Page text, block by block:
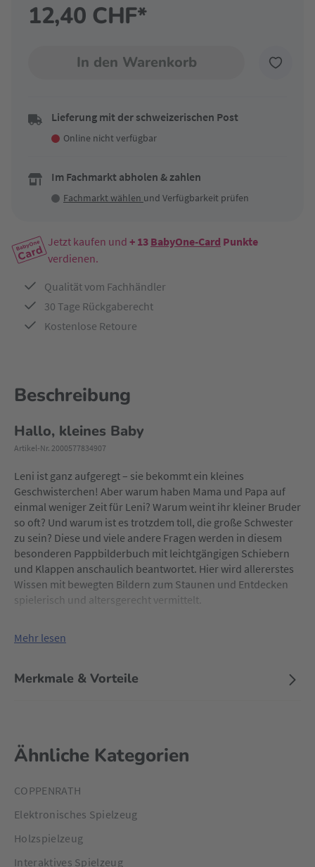
12,40 CHF*
In den Warenkorb
Lieferung mit der schweizerischen Post
Online nicht verfügbar
Im Fachmarkt abholen & zahlen
Fachmarkt wählen und Verfügbarkeit prüfen
Jetzt kaufen und + 13 BabyOne-Card Punkte
verdienen.
Qualität vom Fachhändler
30 Tage Rückgaberecht
Kostenlose Retoure
Beschreibung
Hallo, kleines Baby
Artikel-Nr. 2000577834907
Leni ist ganz aufgeregt – sie bekommt ein kleines
Geschwisterchen! Aber warum haben Mama und Papa auf
einmal weniger Zeit für Leni? Warum weint ihr kleiner Bruder
so oft? Und warum ist es trotzdem toll, die große Schwester
zu sein? Diese und viele andere Fragen werden in diesem
besonderen Pappbilderbuch mit leichtgängigen Schiebern
und Klappen anschaulich beantwortet. Hier wird allererstes
Wissen mit bewegten Bildern zum Staunen und Entdecken
spielerisch und altersgerecht vermittelt.
Mehr lesen
Merkmale & Vorteile
Ähnliche Kategorien
COPPENRATH
Elektronisches Spielzeug
Holzspielzeug
Interaktives Spielzeug